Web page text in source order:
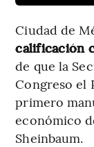
Ciudad de
calificación
de que la
Congreso el
primero
económico
Sheinbaum.